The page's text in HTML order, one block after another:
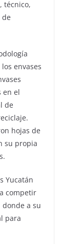
técnico,
envases
en el
de
hojas de
su propia
Yucatán
competir
donde a su
para